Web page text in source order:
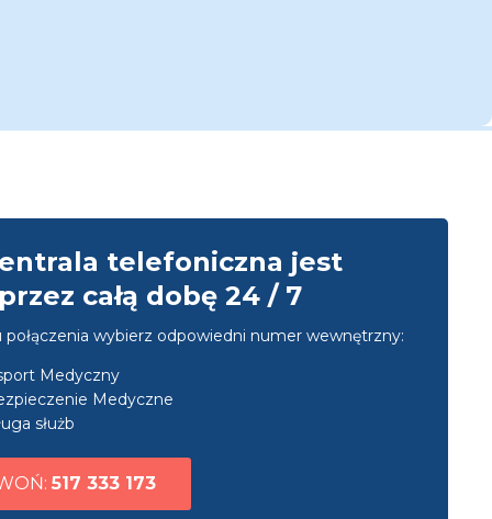
telefoniczna jest
całą dobę 24 / 7
połączenia wybierz odpowiedni numer wewnętrzny:
Medyczny
Medyczne
służb
517 333 173